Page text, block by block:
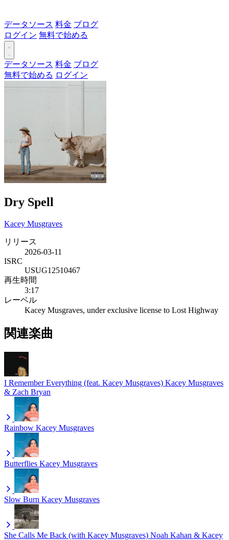
データソース 料金 ブログ
ログイン 無料で始める
データソース 料金 ブログ
無料で始める ログイン
Dry Spell
Kacey Musgraves
リリース
2026-03-11
ISRC
USUG12510467
再生時間
3:17
レーベル
Kacey Musgraves, under exclusive license to Lost Highway
関連楽曲
I Remember Everything (feat. Kacey Musgraves) Kacey Musgraves
& Zach Bryan
Rainbow Kacey Musgraves
Butterflies Kacey Musgraves
Slow Burn Kacey Musgraves
She Calls Me Back (with Kacey Musgraves) Noah Kahan & Kacey